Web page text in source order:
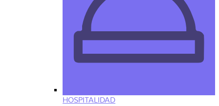
HOSPITALIDAD